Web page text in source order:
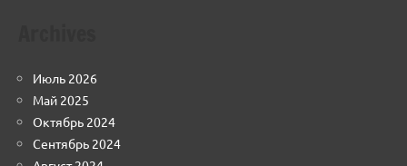
Июль 2026
Май 2025
Октябрь 2024
Сентябрь 2024